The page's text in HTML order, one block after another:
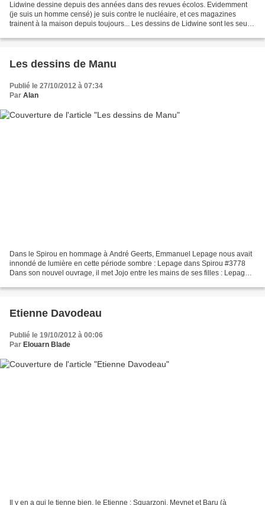
Lidwine dessine depuis des années dans des revues écolos. Evidemment
(je suis un homme censé) je suis contre le nucléaire, et ces magazines
trainent à la maison depuis toujours... Les dessins de Lidwine sont les seuls
Les dessins de Manu
Publié le 27/10/2012 à 07:34
Par Alan
Dans le Spirou en hommage à André Geerts, Emmanuel Lepage nous avait
innondé de lumière en cette période sombre : Lepage dans Spirou #3778
Dans son nouvel ouvrage, il met Jojo entre les mains de ses filles : Lepage :
Etienne Davodeau
Publié le 19/10/2012 à 00:06
Par Elouarn Blade
Il y en a qui le tienne bien, le Etienne : Squarzoni, Meynet et Baru (à